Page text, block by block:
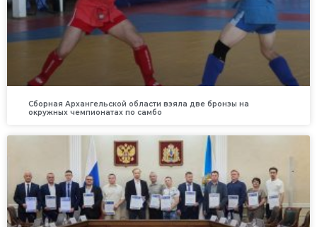
Сборная Архангельской области взяла две бронзы на
окружных чемпионатах по самбо